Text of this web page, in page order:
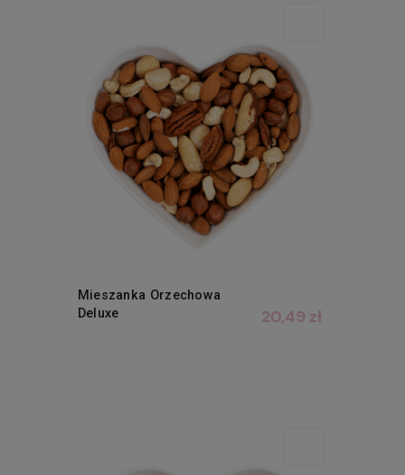
Mieszanka Orzechowa
Deluxe
20,49 zł